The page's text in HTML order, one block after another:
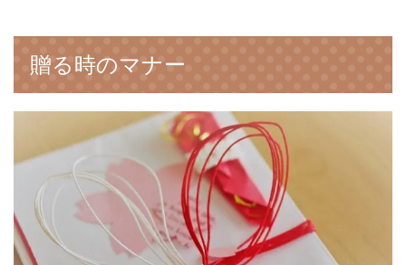
贈る時のマナー